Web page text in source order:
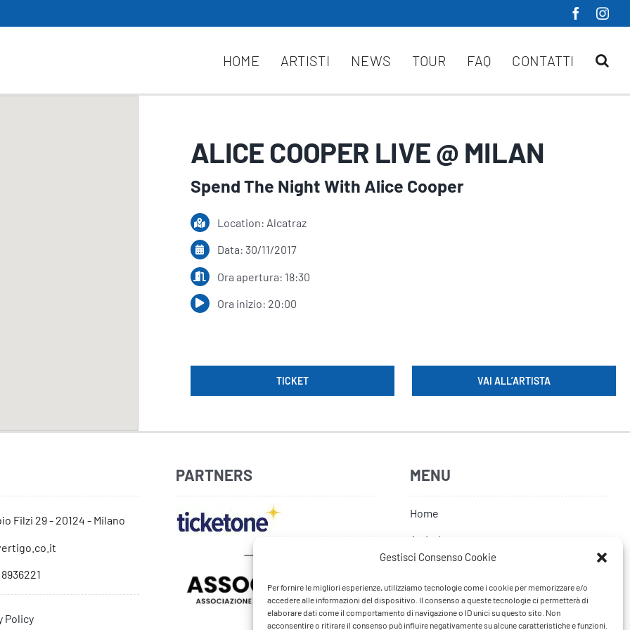
Gestisci Consenso Cookie
Per fornire le migliori esperienze, utilizziamo tecnologie come i cookie per memorizzare e/o
accedere alle informazioni del dispositivo. Il consenso a queste tecnologie ci permetterà di
elaborare dati come il comportamento di navigazione o ID unici su questo sito. Non
acconsentire o ritirare il consenso può influire negativamente su alcune caratteristiche e funzioni.
HOME ARTISTI NEWS TOUR FAQ CONTATTI
ALICE COOPER LIVE @ MILAN
Spend The Night With Alice Cooper
Location: Alcatraz
Data: 30/11/2017
Ora apertura: 18:30
Ora inizio: 20:00
TICKET VAI ALL’ARTISTA
Filzi 29 - 20124 - Milano
Policy
PARTNERS MENU
Home
Artisti
Tour
FAQ